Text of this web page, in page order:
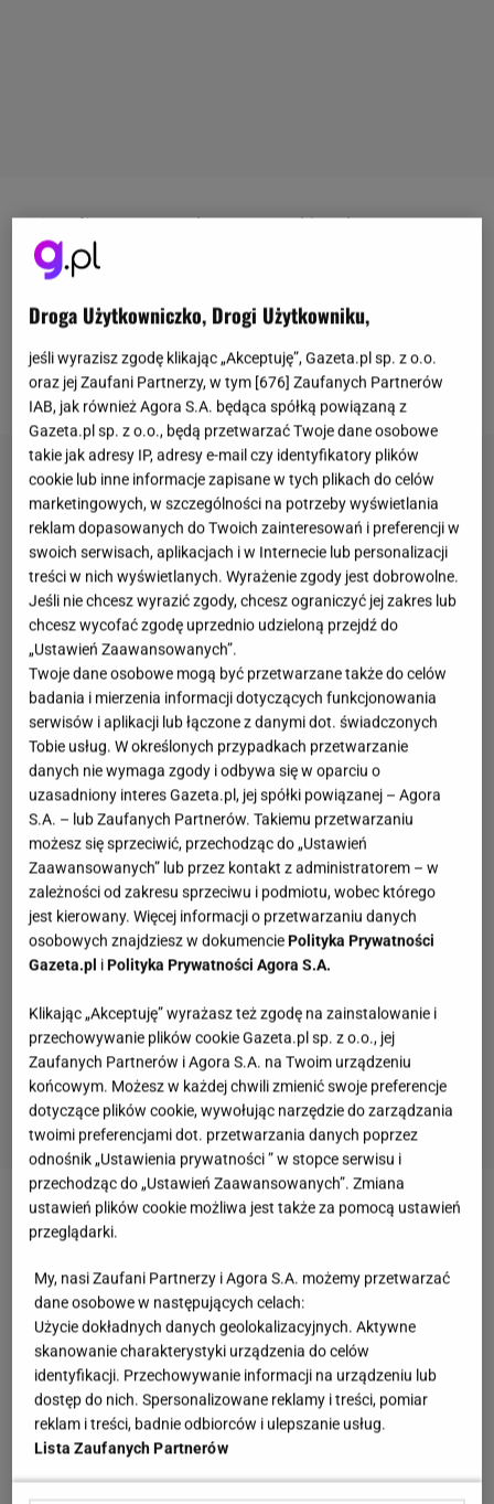
Już21 lipca 2023zobaczymy w kinach nową
produkcję
przyznała, że kiedy przeczytała scenariusz, była
przekonana, że żadne studio nie będzie chciało
sfinansować komedii. Powód? Kontrowersyjny.
Zobacz wideo"Barbie" - filmowa opowieść o
Więcej podobnych artykułów przeczytasz na stronie
głównejGazeta.pl
Film o "Barbie" mógł tak naprawdę nie powstać.
Takiego zdania jest główna aktorka, Margot Robbie
W filmie "Barbie"wystąpią między innymi: Dua Lipa,
Droga Użytkowniczko, Drogi Użytkowniku,
jeśli wyrazisz zgodę klikając „Akceptuję”, Gazeta.pl sp. z o.o.
oraz jej Zaufani Partnerzy, w tym [676] Zaufanych Partnerów
IAB, jak również Agora S.A. będąca spółką powiązaną z
Gazeta.pl sp. z o.o., będą przetwarzać Twoje dane osobowe
takie jak adresy IP, adresy e-mail czy identyfikatory plików
cookie lub inne informacje zapisane w tych plikach do celów
marketingowych, w szczególności na potrzeby wyświetlania
reklam dopasowanych do Twoich zainteresowań i preferencji w
swoich serwisach, aplikacjach i w Internecie lub personalizacji
treści w nich wyświetlanych. Wyrażenie zgody jest dobrowolne.
Jeśli nie chcesz wyrazić zgody, chcesz ograniczyć jej zakres lub
chcesz wycofać zgodę uprzednio udzieloną przejdź do
„Ustawień Zaawansowanych”.
Twoje dane osobowe mogą być przetwarzane także do celów
badania i mierzenia informacji dotyczących funkcjonowania
serwisów i aplikacji lub łączone z danymi dot. świadczonych
Tobie usług. W określonych przypadkach przetwarzanie
danych nie wymaga zgody i odbywa się w oparciu o
uzasadniony interes Gazeta.pl, jej spółki powiązanej – Agora
S.A. – lub Zaufanych Partnerów. Takiemu przetwarzaniu
możesz się sprzeciwić, przechodząc do „Ustawień
Zaawansowanych” lub przez kontakt z administratorem – w
zależności od zakresu sprzeciwu i podmiotu, wobec którego
jest kierowany. Więcej informacji o przetwarzaniu danych
osobowych znajdziesz w dokumencie Polityka Prywatności
Gazeta.pl i Polityka Prywatności Agora S.A.
Klikając „Akceptuję” wyrażasz też zgodę na zainstalowanie i
przechowywanie plików cookie Gazeta.pl sp. z o.o., jej
Zaufanych Partnerów i Agora S.A. na Twoim urządzeniu
końcowym. Możesz w każdej chwili zmienić swoje preferencje
dotyczące plików cookie, wywołując narzędzie do zarządzania
twoimi preferencjami dot. przetwarzania danych poprzez
odnośnik „Ustawienia prywatności ” w stopce serwisu i
przechodząc do „Ustawień Zaawansowanych”. Zmiana
ustawień plików cookie możliwa jest także za pomocą ustawień
przeglądarki.
My, nasi Zaufani Partnerzy i Agora S.A. możemy przetwarzać
dane osobowe w następujących celach:
Użycie dokładnych danych geolokalizacyjnych. Aktywne
skanowanie charakterystyki urządzenia do celów
identyfikacji. Przechowywanie informacji na urządzeniu lub
dostęp do nich. Spersonalizowane reklamy i treści, pomiar
reklam i treści, badnie odbiorców i ulepszanie usług.
Lista Zaufanych Partnerów